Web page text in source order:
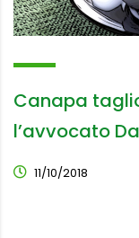
Canapa
l’avvocato
11/10/2018